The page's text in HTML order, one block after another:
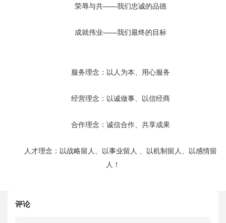
荣辱与共——我们忠诚的品德
成就伟业——我们最终的目标
服务理念：以人为本、用心服务
经营理念：以诚做事、以信经商
合作理念：诚信合作、共享成果
人才理念：以战略留人、以事业留人 、以机制留人、以感情留
人！
评论